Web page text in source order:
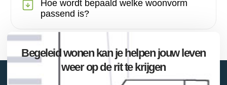
Hoe wordt bepaald welke woonvorm
passend is?
Begeleid wonen kan je helpen jouw leven
weer op de rit te krijgen